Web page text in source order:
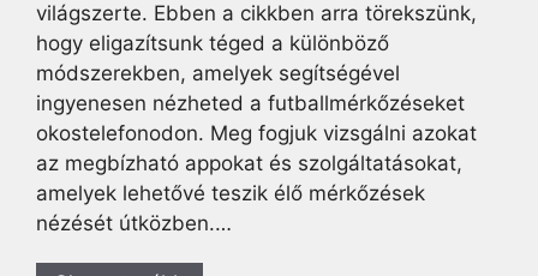
világszerte. Ebben a cikkben arra törekszünk,
hogy eligazítsunk téged a különböző
módszerekben, amelyek segítségével
ingyenesen nézheted a futballmérkőzéseket
okostelefonodon. Meg fogjuk vizsgálni azokat
az megbízható appokat és szolgáltatásokat,
amelyek lehetővé teszik élő mérkőzések
nézését útközben.…